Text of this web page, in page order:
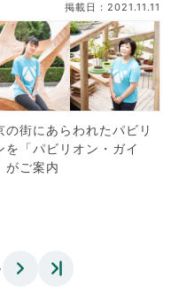
掲載日：2021.11.11
の街にあらわれたパビリ
を「パビリオン・ガイ
がご案内